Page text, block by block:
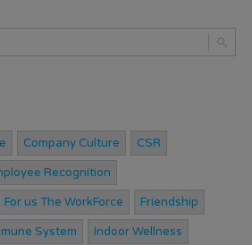
Company Culture CSR
Recognition
For us The WorkForce Friendship
System Indoor Wellness